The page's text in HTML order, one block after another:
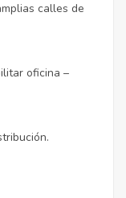
calles de
oficina –